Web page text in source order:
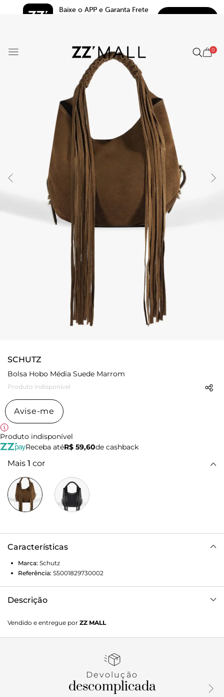
Baixe o APP e Garanta Frete
0
SCHUTZ
Bolsa Hobo Média Suede Marrom
Produto indisponível
Avise-me
Produto indisponível
Receba atéR$ 59,60de cashback
Mais 1 cor
Características
Marca: Schutz
Referência: S5001829730002
Descrição
personalidade a qualquer produção.
Vendido e entregue por ZZ MALL
Devolução
descomplicada